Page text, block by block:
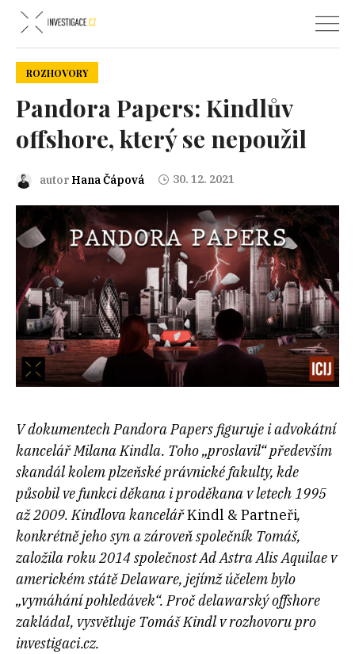
ROZHOVORY
Pandora Papers: Kindlův
offshore, který se nepoužil
autor Hana Čápová 30. 12. 2021
V dokumentech Pandora Papers figuruje i advokátní
kancelář Milana Kindla. Toho „proslavil“ především
skandál kolem plzeňské právnické fakulty, kde
působil ve funkci děkana i proděkana v letech 1995
až 2009. Kindlova kancelářKindl & Partneři,
konkrétně jeho syn a zároveň společník Tomáš,
založila roku 2014 společnost Ad Astra Alis Aquilae v
americkém státě Delaware, jejímž účelem bylo
„vymáhání pohledávek“. Proč delawarský offshore
zakládal, vysvětluje Tomáš Kindl v rozhovoru pro
investigaci.cz.